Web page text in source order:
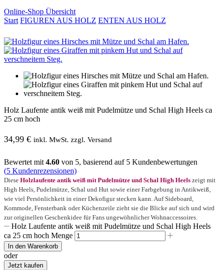
Online-Shop Übersicht
Start FIGUREN AUS HOLZ ENTEN AUS HOLZ
Holz Laufente antik weiß mit Pudelmütze und Schal High Heels ca
25 cm hoch
34,99 € inkl. MwSt. zzgl. Versand
Bewertet mit 4.60 von 5, basierend auf 5 Kundenbewertungen
(5 Kundenrezensionen)
Diese Holzlaufente antik weiß mit Pudelmütze und Schal High Heels zeigt mit
High Heels, Pudelmütze, Schal und Hut sowie einer Farbgebung in Antikweiß,
wie viel Persönlichkeit in einer Dekofigur stecken kann. Auf Sideboard,
Kommode, Fensterbank oder Küchenzeile zieht sie die Blicke auf sich und wird
zur originellen Geschenkidee für Fans ungewöhnlicher Wohnaccessoires.
Holz Laufente antik weiß mit Pudelmütze und Schal High Heels
ca 25 cm hoch Menge
In den Warenkorb
oder
Jetzt kaufen